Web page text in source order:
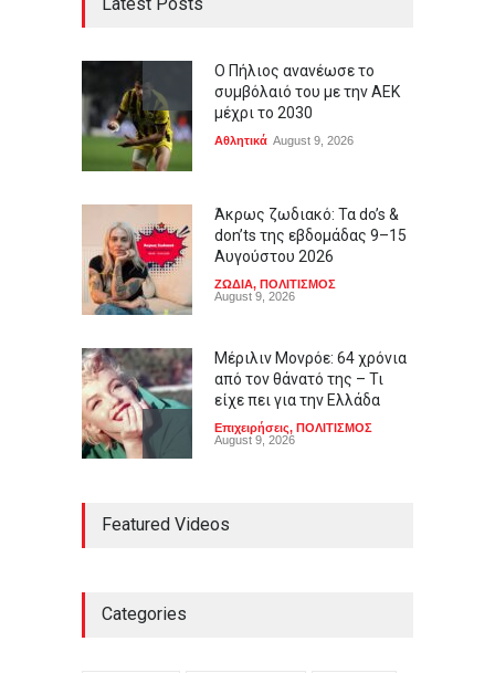
Latest Posts
Ο Πήλιος ανανέωσε το
συμβόλαιό του με την ΑΕΚ
μέχρι το 2030
Αθλητικά August 9, 2026
Άκρως ζωδιακό: Τα do’s &
don’ts της εβδομάδας 9–15
Αυγούστου 2026
ΖΩΔΙΑ, ΠΟΛΙΤΙΣΜΟΣ
August 9, 2026
Μέριλιν Μονρόε: 64 χρόνια
από τον θάνατό της – Τι
είχε πει για την Ελλάδα
Επιχειρήσεις, ΠΟΛΙΤΙΣΜΟΣ
August 9, 2026
ποιες είναι οι
Featured Videos
Categories